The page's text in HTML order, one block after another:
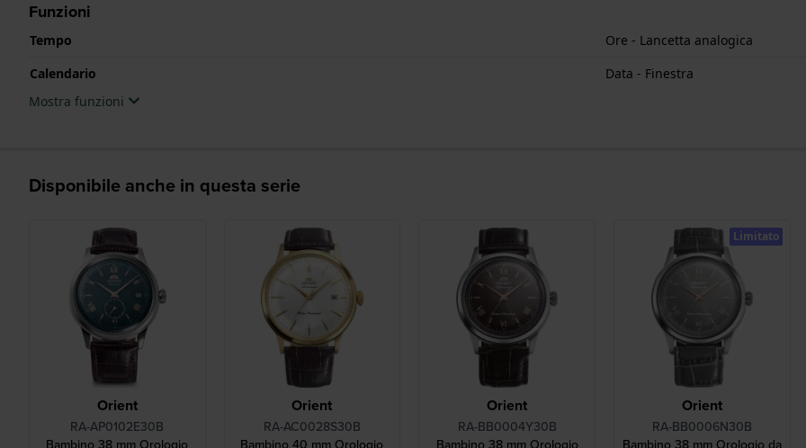
Funzioni
Tempo
Ore - Lancetta analogica
Calendario
Data - Finestra
Mostra funzioni
Disponibile anche in questa serie
Orient
RA-AP0102E30B
Orient
RA-AC0028S30B
Orient
RA-BB0004Y30B
Orient
RA-BB0006N30B
Limitato